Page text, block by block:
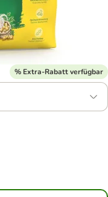
% Extra-Rabatt verfügbar